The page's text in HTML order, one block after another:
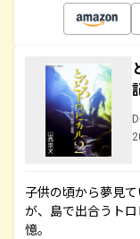
子供の頃から夢見
が、島で出合うト
憶。